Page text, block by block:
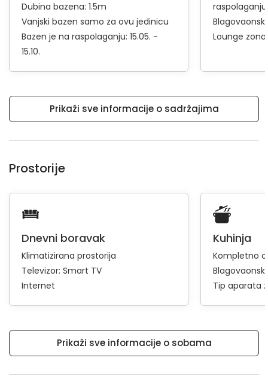
Dubina bazena: 1.5m
Vanjski bazen samo za ovu jedinicu
Bazen je na raspolaganju: 15.05. -
15.10.
raspolaganju
Lounge zona
Prikaži sve informacije o sadržajima
Prostorije
Dnevni boravak
Klimatizirana prostorija
Televizor: Smart TV
Internet
Kuhinja
Kompletno
Tip aparata
Prikaži sve informacije o sobama